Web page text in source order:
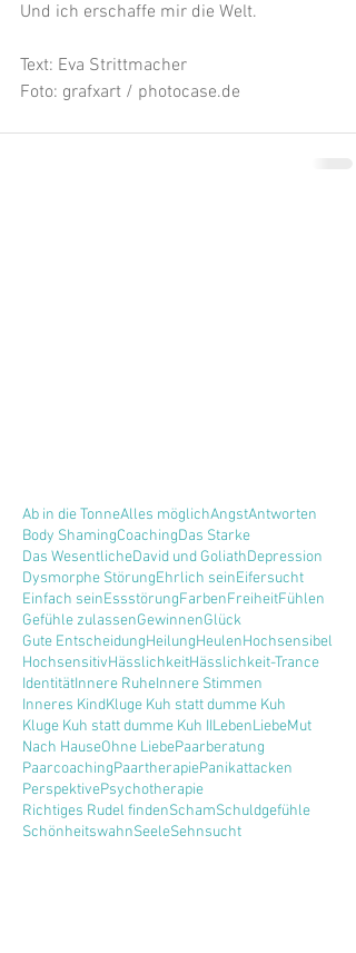
Und ich erschaffe mir die Welt.
Text: Eva Strittmacher
Foto: grafxart / photocase.de
Ab in die TonneAlles möglichAngstAntworten
Body ShamingCoachingDas Starke
Das WesentlicheDavid und GoliathDepression
Dysmorphe StörungEhrlich seinEifersucht
Einfach seinEssstörungFarbenFreiheitFühlen
Gefühle zulassenGewinnenGlück
Gute EntscheidungHeilungHeulenHochsensibel
HochsensitivHässlichkeitHässlichkeit-Trance
IdentitätInnere RuheInnere Stimmen
Inneres KindKluge Kuh statt dumme Kuh
Kluge Kuh statt dumme Kuh IILebenLiebeMut
Nach HauseOhne LiebePaarberatung
PaarcoachingPaartherapiePanikattacken
PerspektivePsychotherapie
Richtiges Rudel findenSchamSchuldgefühle
SchönheitswahnSeeleSehnsucht